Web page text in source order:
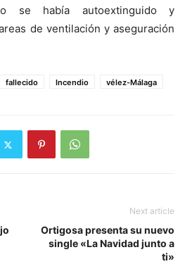
se había autoextinguido y
de ventilación y aseguración
fallecido Incendio vélez-Málaga
Next article
Ortigosa presenta su nuevo
single «La Navidad junto a
ti»